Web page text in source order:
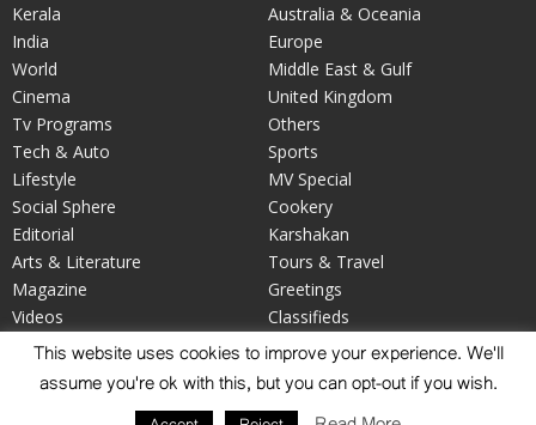
Kerala
India
World
Cinema
Tv Programs
Tech & Auto
Australia & Oceania
Europe
Middle East & Gulf
United Kingdom
Others
Sports
Lifestyle
Social Sphere
Editorial
Arts & Literature
Magazine
Videos
Your Say
MV Special
Cookery
Karshakan
Tours & Travel
Greetings
Classifieds
Obituary
This website uses cookies to improve your experience. We'll
assume you're ok with this, but you can opt-out if you wish.